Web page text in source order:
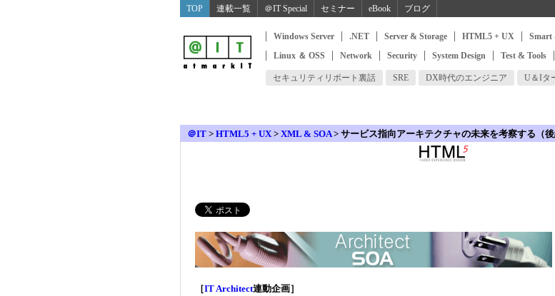
TOP 連載一覧 ＠IT Special セミナー eBook ブログ
Windows Server .NET Server & Storage HTML5 + UX Smart
Linux ＆ OSS
Network Security System Design Test & Tools
セキュリティリポート裏話 SRE DX時代のエンジニア U＆Iタ
＠IT > HTML5 + UX> XML & SOA> サービス指向アーキテクチャの未来を考察する（後
［IT Architect連動企画］